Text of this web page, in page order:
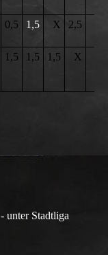
0,5 1,5 X 2,5
1,5 1,5 1,5 X
- unter Stadtliga